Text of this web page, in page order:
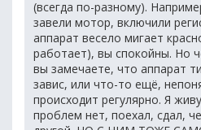
(всегда по-разному).
завели мотор, включили
аппарат весело мигает
работает), вы спокойны. Но
вы замечаете, что аппарат
завис, или что-то ещё,
происходит регулярно. Я
проблем нет, поехал, сдал,